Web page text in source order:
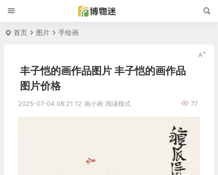
首页 图片 手绘画
丰子恺的画作品图片 丰子恺的画作品
图片价格
2025-07-04 08:21:12 画小画 77
阅读模式